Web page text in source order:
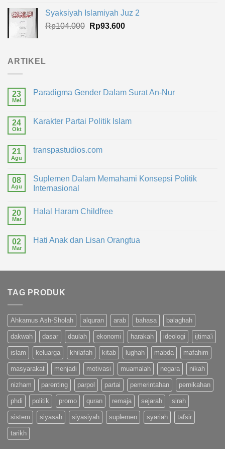
Rp120.000.adalah:
Syaksiyah Islamiyah Juz 2
Rp104.000 Harga
Rp93.600Harga
ARTIKEL
23
Mei
Paradigma Gender Dalam Surat An-Nur
24
Okt
Karakter Partai Politik Islam
21
Agu
transpastudios.com
08
Agu
Suplemen Dalam Memahami Konsepsi Politik
Internasional
20
Mar
Halal Haram Childfree
02
Mar
Hati Anak dan Lisan Orangtua
TAG PRODUK
Ahkamus Ash-Sholah alquran arab bahasa balaghah
dakwah dasar daulah ekonomi harakah ideologi ijtima'i
islam keluarga khilafah kitab lughah mabda mafahim
masyarakat menjadi motivasi muamalah negara nikah
nizham parenting parpol partai pemerintahan pernikahan
phdi politik promo quran remaja sejarah sirah
sistem siyasah siyasiyah suplemen syariah tafsir
tarikh